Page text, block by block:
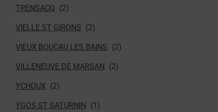
TRENSACQ
VIELLE ST GIRONS
VIEUX BOUCAU LES BAINS
VILLENEUVE DE MARSAN
YCHOUX
YGOS ST SATURNIN